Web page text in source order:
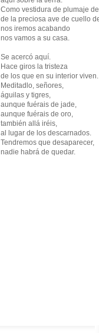
Como vestidura de plumaje
de la preciosa ave de cuello
nos iremos acabando
nos vamos a su casa.
Se acercó aquí.
Hace giros la tristeza
de los que en su interior viven.
Meditadlo, señores,
águilas y tigres,
aunque fuérais de jade,
aunque fuérais de oro,
también allá iréis,
al lugar de los descarnados.
Tendremos que desaparecer,
nadie habrá de quedar.